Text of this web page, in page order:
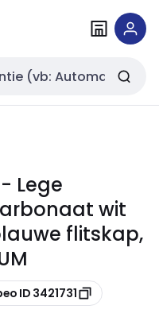
Lege
wit
flitskap,
ID 3421731